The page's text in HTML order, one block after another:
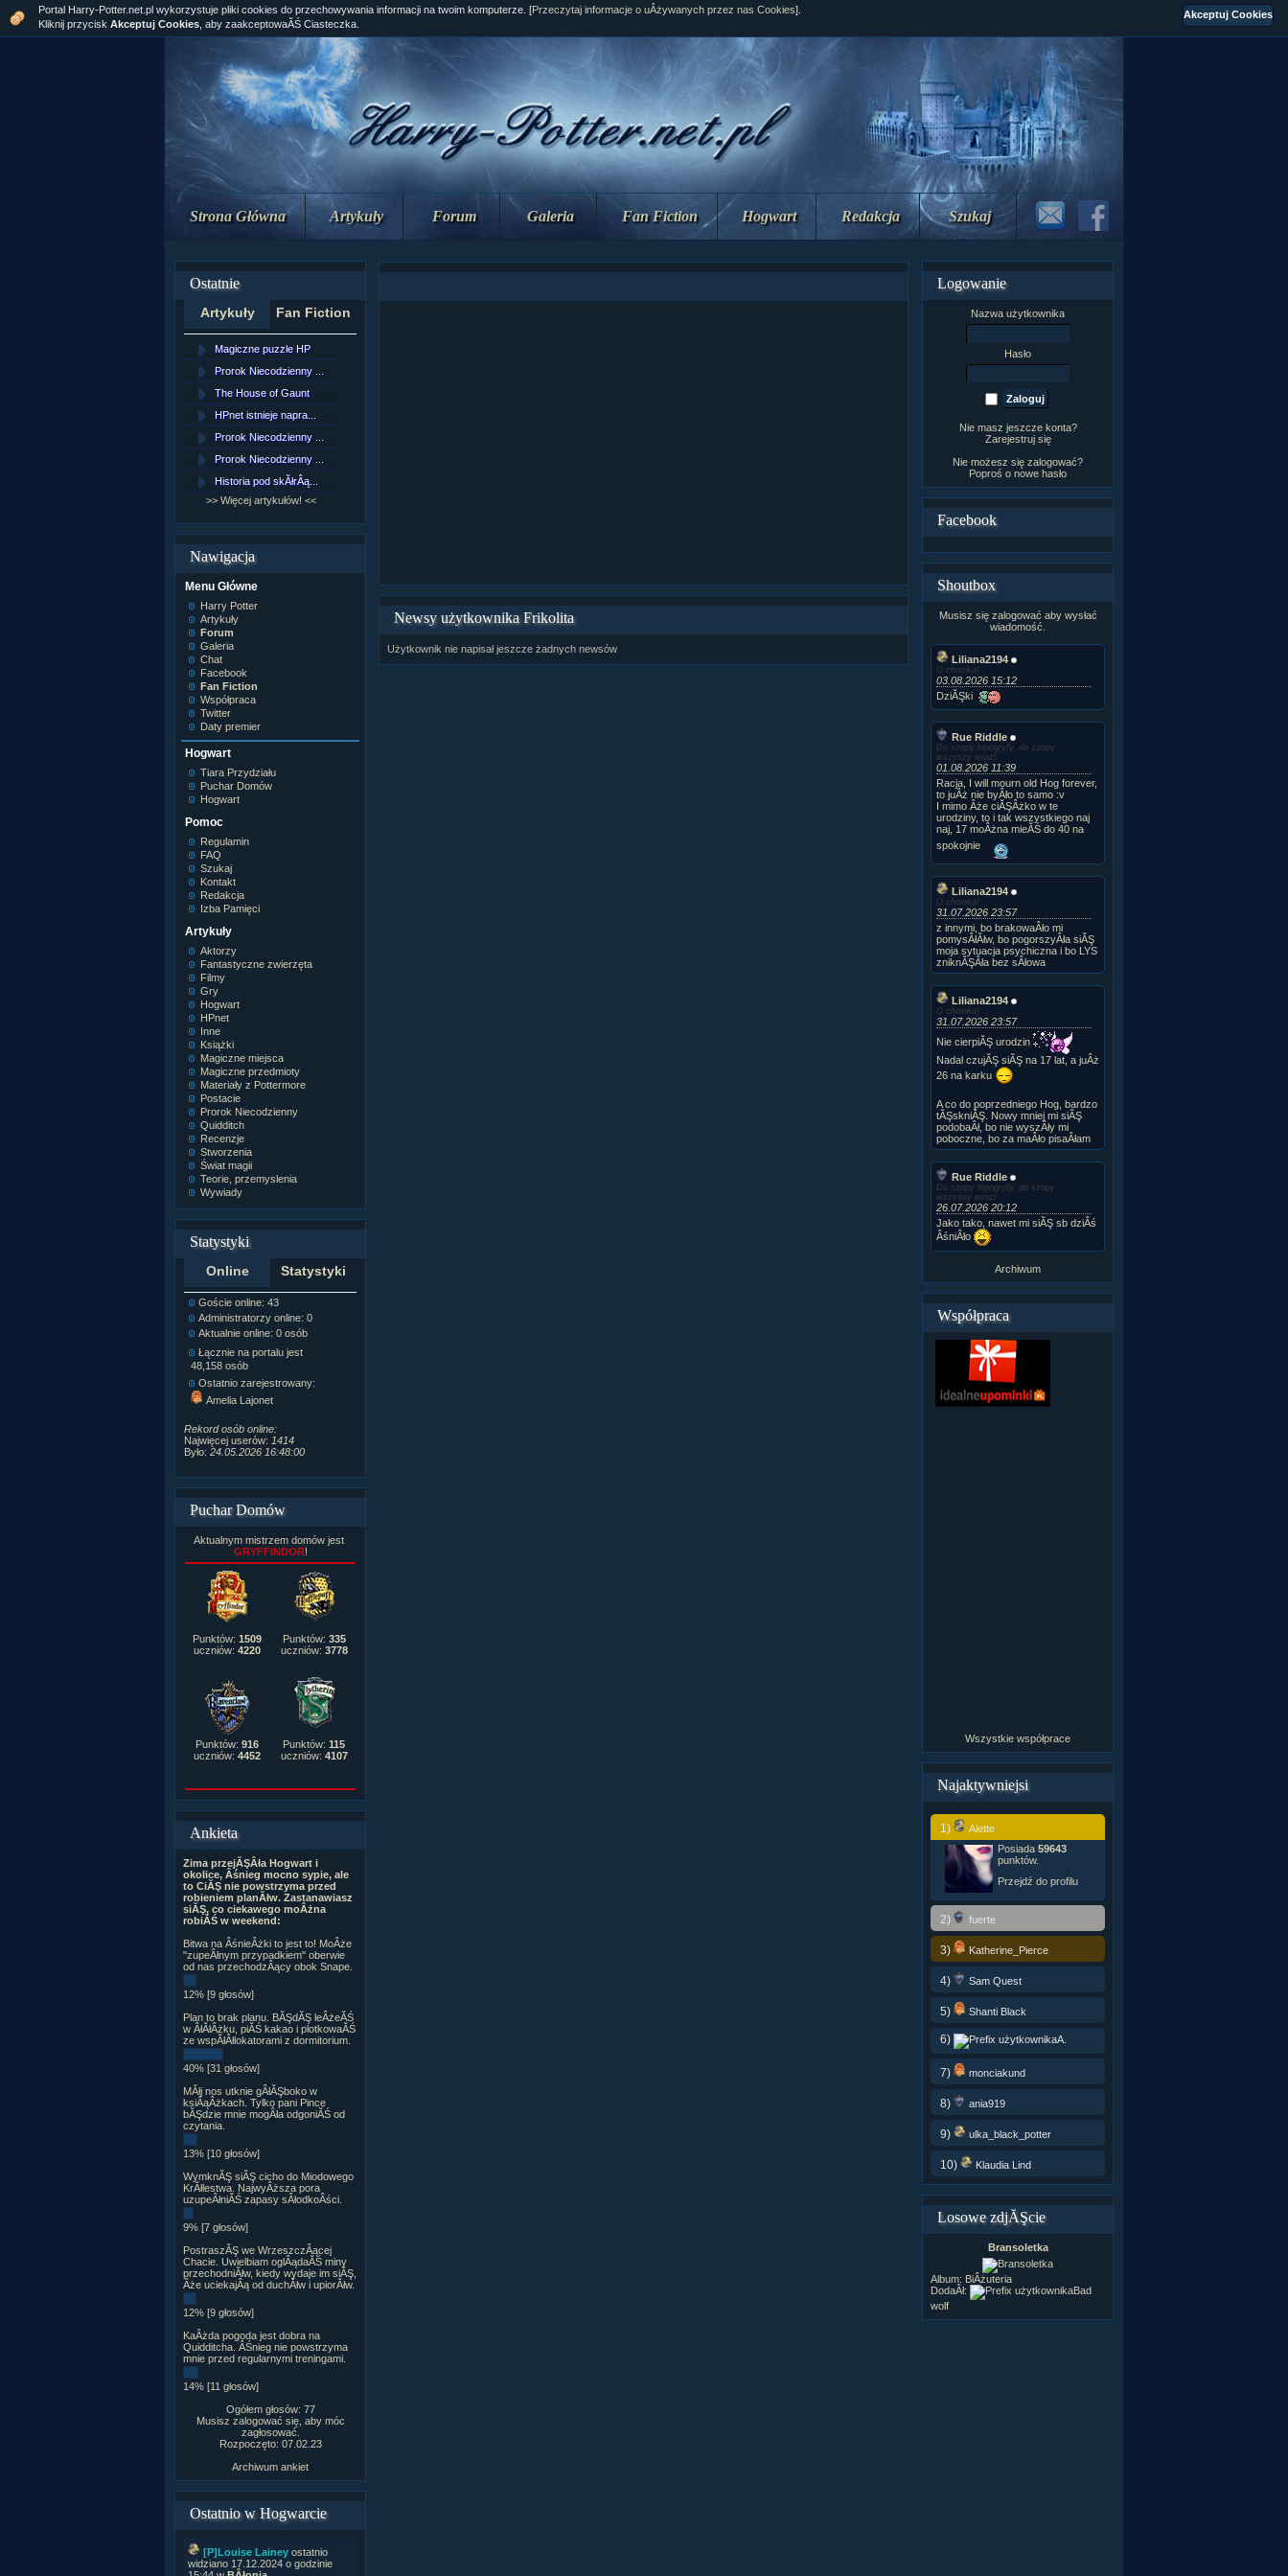
Strona Główna Artykuły Forum Galeria Fan Fiction Hogwart Redakcja Szukaj
Ostatnie
Artykuły Fan Fiction
Magiczne puzzle HP
Prorok Niecodzienny ...
The House of Gaunt
HPnet istnieje napra...
Prorok Niecodzienny ...
Prorok Niecodzienny ...
Historia pod skĂłrÂą...
>> Więcej artykułów! <<
Nawigacja
Menu Główne
Harry Potter
Artykuły
Forum
Galeria
Chat
Facebook
Fan Fiction
Współpraca
Twitter
Daty premier
Hogwart
Tiara Przydziału
Puchar Domów
Hogwart
Pomoc
Regulamin
FAQ
Szukaj
Kontakt
Redakcja
Izba Pamięci
Artykuły
Aktorzy
Fantastyczne zwierzęta
Filmy
Gry
Hogwart
HPnet
Inne
Książki
Magiczne miejsca
Magiczne przedmioty
Materiały z Pottermore
Postacie
Prorok Niecodzienny
Quidditch
Recenzje
Stworzenia
Świat magii
Teorie, przemyslenia
Wywiady
Statystyki
Online Statystyki
Goście online: 43
Administratorzy online: 0
Aktualnie online: 0 osób
Łącznie na portalu jest
48,158 osób
Ostatnio zarejestrowany:
Amelia Lajonet
Rekord osób online:
Najwięcej userów: 1414
Było: 24.05.2026 16:48:00
Puchar Domów
Aktualnym mistrzem domów jest
GRYFFINDOR!
Punktów: 1509
uczniów: 4220
Punktów: 335
uczniów: 3778
Punktów: 916
uczniów: 4452
Punktów: 115
uczniów: 4107
Ankieta
Zima przejĂŞÂła Hogwart i
okolice, Âśnieg mocno sypie, ale
to CiĂŞ nie powstrzyma przed
robieniem planĂłw. Zastanawiasz
siĂŞ, co ciekawego moÂżna
robiĂŚ w weekend:
Bitwa na ÂśnieÂżki to jest to! MoÂże
"zupeÂłnym przypadkiem" oberwie
od nas przechodzÂący obok Snape.
12% [9 głosów]
Plan to brak planu. BĂŞdĂŞ leÂżeĂŚ
w ÂłĂłÂżku, piĂŚ kakao i plotkowaĂŚ
ze wspĂłÂłlokatorami z dormitorium.
40% [31 głosów]
MĂłj nos utknie gÂłĂŞboko w
ksiÂąÂżkach. Tylko pani Pince
bĂŞdzie mnie mogÂła odgoniĂŚ od
czytania.
13% [10 głosów]
WymknĂŞ siĂŞ cicho do Miodowego
KrĂłlestwa. NajwyÂższa pora
uzupeÂłniĂŚ zapasy sÂłodkoÂści.
9% [7 głosów]
PostraszĂŞ we WrzeszczÂącej
Chacie. Uwielbiam oglÂądaĂŚ miny
przechodniĂłw, kiedy wydaje im siĂŞ,
Âże uciekajÂą od duchĂłw i upiorĂłw.
12% [9 głosów]
KaÂżda pogoda jest dobra na
Quidditcha. ÂŚnieg nie powstrzyma
mnie przed regularnymi treningami.
14% [11 głosów]
Ogółem głosów: 77
Musisz zalogować się, aby móc
zagłosować.
Rozpoczęto: 07.02.23
Archiwum ankiet
Ostatnio w Hogwarcie
[P]Louise Lainey ostatnio
widziano 17.12.2024 o godzinie
Portal Harry-Potter.net.pl wykorzystuje pliki cookies do przechowywania informacji na twoim komputerze. [Przeczytaj informacje o uÂżywanych przez nas Cookies].
Kliknij przycisk Akceptuj Cookies , aby zaakceptowaĂŚ Ciasteczka.
Newsy użytkownika Frikolita
Użytkownik nie napisał jeszcze żadnych newsów
Logowanie
Nazwa użytkownika
Hasło
Nie masz jeszcze konta?
Zarejestruj się
Nie możesz się zalogować?
Poproś o nowe hasło
Facebook
Shoutbox
Musisz się zalogować aby wysłać
wiadomość.
Liliana2194
O choinka!
03.08.2026 15:12
DziĂŞki
Rue Riddle
Do szopy hipogryfy, do szopy
wszyscy wraz!
01.08.2026 11:39
Racja, I will mourn old Hog forever,
to juÂż nie byÂło to samo :v
I mimo Âże ciĂŞÂżko w te
urodziny, to i tak wszystkiego naj
naj, 17 moÂżna mieĂŚ do 40 na
spokojnie
Liliana2194
O choinka!
31.07.2026 23:57
z innymi, bo brakowaÂło mi
pomysÂłĂłw, bo pogorszyÂła siĂŞ
moja sytuacja psychiczna i bo LYS
zniknĂŞÂła bez sÂłowa
Liliana2194
O choinka!
31.07.2026 23:57
Nie cierpiĂŞ urodzin
Nadal czujĂŞ siĂŞ na 17 lat, a juÂż
26 na karku
A co do poprzedniego Hog, bardzo
tĂŞskniĂŞ. Nowy mniej mi siĂŞ
podobaÂł, bo nie wyszÂły mi
poboczne, bo za maÂło pisaÂłam
Rue Riddle
Do szopy hipogryfy, do szopy
wszyscy wraz!
26.07.2026 20:12
Jako tako, nawet mi siĂŞ sb dziÂś
ÂśniÂło
Archiwum
Współpraca
Wszystkie współprace
Najaktywniejsi
1)
Alette
Posiada 59643
punktów.
Przejdź do profilu
2) fuerte
3) Katherine_Pierce
4) Sam Quest
5) Shanti Black
6) A.
7) monciakund
8) ania919
9) ulka_black_potter
10) Klaudia Lind
Losowe zdjĂŞcie
Bransoletka
Album: BiÂżuteria
DodaÂł:
Bad
wolf